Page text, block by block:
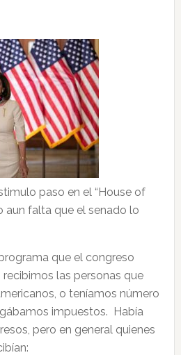
paso en el “House of
aun falta que el senado lo
que el congreso
recibimos las personas que
o teníamos número
impuestos. Había
pero en general quienes